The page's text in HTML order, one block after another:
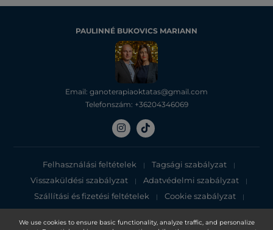
We use cookies to ensure basic functionality, analyze traffic, and personalize
PAULINNÉ BUKOVICS MARIANN
Email: ganoterapiaoktatas@gmail.com
Telefonszám: +36204346069
Felhasználási feltételek | Tagsági szabályzat |
Visszaküldési szabályzat | Adatvédelmi szabályzat |
Szállítási és fizetési feltételek | Cookie szabályzat |
Adatvédelmi tájékoztató